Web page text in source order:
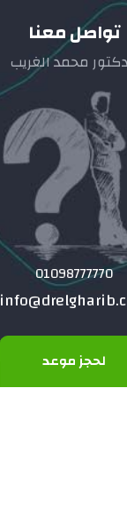
تواصل معنا
محمد الغريب
01098777770
لحجز موعد